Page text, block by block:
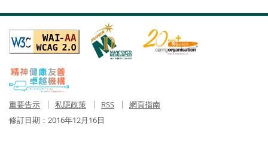
重要告示 私隱政策 RSS
網頁指南
修訂日期： 2016年12月16日